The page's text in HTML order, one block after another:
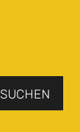
SUCHEN